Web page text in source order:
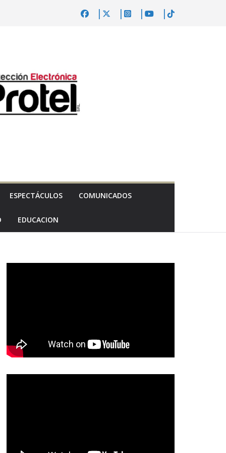
ESPECTÁCULOS COMUNICADOS
EDUCACION